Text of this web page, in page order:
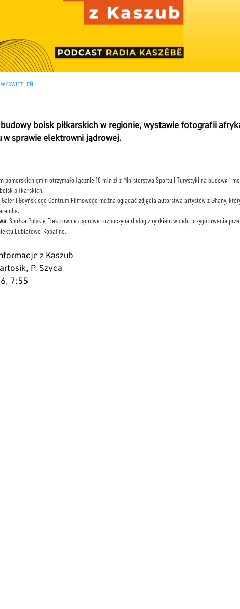
boisk piłkarskich w regionie, wystawie fotografii
w sprawie elektrowni jądrowej.
pomorskich gmin otrzymało łącznie 18 mln zł z Ministerstwa Sportu i Turystyki na budowę i
piłkarskich.
Galerii Gdyńskiego Centrum Filmowego można oglądać zdjęcia autorstwa artystów z Ghany,
: Spółka Polskie Elektrownie Jądrowe rozpoczyna dialog z rynkiem w celu przygotowania
Lubiatowo–Kopalino.
z Kaszub
P. Szyca
7:55